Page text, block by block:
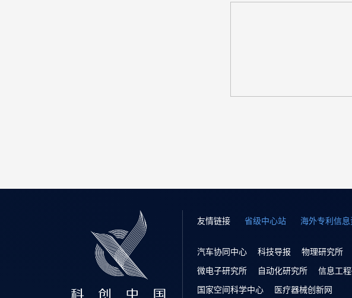
友情链接 省级中心站 海外专利信
汽车协同中心 科技导报 物理研究所
微电子研究所
自动化研究所 信息工
国家空间科学中心
医疗器械创新网